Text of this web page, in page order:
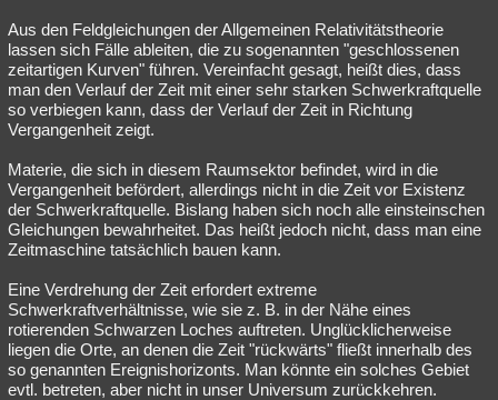
Aus den Feldgleichungen der Allgemeinen Relativitätstheorie
lassen sich Fälle ableiten, die zu sogenannten "geschlossenen
zeitartigen Kurven" führen. Vereinfacht gesagt, heißt dies, dass
man den Verlauf der Zeit mit einer sehr starken Schwerkraftquelle
so verbiegen kann, dass der Verlauf der Zeit in Richtung
Vergangenheit zeigt.
Materie, die sich in diesem Raumsektor befindet, wird in die
Vergangenheit befördert, allerdings nicht in die Zeit vor Existenz
der Schwerkraftquelle. Bislang haben sich noch alle einsteinschen
Gleichungen bewahrheitet. Das heißt jedoch nicht, dass man eine
Zeitmaschine tatsächlich bauen kann.
Eine Verdrehung der Zeit erfordert extreme
Schwerkraftverhältnisse, wie sie z. B. in der Nähe eines
rotierenden Schwarzen Loches auftreten. Unglücklicherweise
liegen die Orte, an denen die Zeit "rückwärts" fließt innerhalb des
so genannten Ereignishorizonts. Man könnte ein solches Gebiet
evtl. betreten, aber nicht in unser Universum zurückkehren.